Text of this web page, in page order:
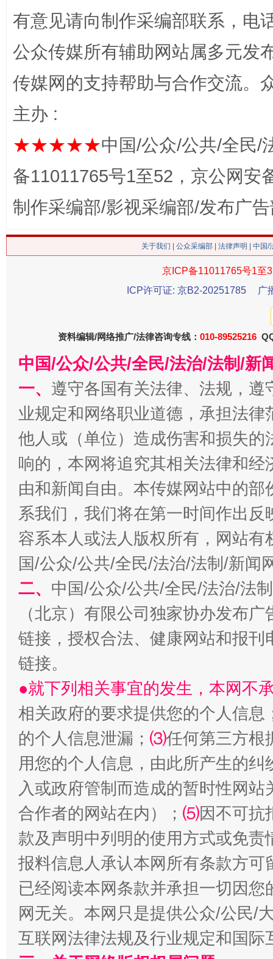
网上购药对药下症？
这是一记警钟！ 谢
在谋一域中谋全局
习近平的博鳌关键词
魏明亮
“刷贴”乱象丛生
生
揭批美国五大"原罪" "炒
有意见请向制作采编部联系，电
公众传媒所有辅助网站属多元发
传媒网的支持帮助与合作交流。
主办 :
★★★★★中国/公众/公共/全民/
备11011765号1至52，京公网安
制作采编部/影视采编部/发布广
关于我们 公众采编部 法律声明 | 中国
京ICP备11011765号1至
ICP许可证: 京B2-20251785
广
资料编辑/网络推广/法律咨询专线： 010-89525216
中国/公众/公共/全民/法治/法制/新
一、 遵守各国有关法律、法规，
业规定和网络职业道德，承担法
他人或（单位）造成伤害和损失
响的，本网将追究其相关法律和
由和新闻自由。本传媒网站中的
系我们，我们将在第一时间作出
容系本人或法人版权所有，网站
国/公众/公共/全民/法治/法制/新闻
二、 中国/公众/公共/全民/法治/法
（北京）有限公司独家协办发布
链接，授权合法、健康网站和报
链接。
●就下列相关事宜的发生，本网不
相关政府的要求提供您的个人信息
的个人信息泄漏； ⑶任何第三方根
用您的个人信息，由此所产生的纠
入或政府管制而造成的暂时性网
合作者的网站在内）； ⑸因不可抗
款及声明中列明的使用方式或免责
报料信息人承认本网所有条款方
已经阅读本网条款并承担一切因
网无关。本网只是提供公众/公民/
互联网法律法规及行业规定和国